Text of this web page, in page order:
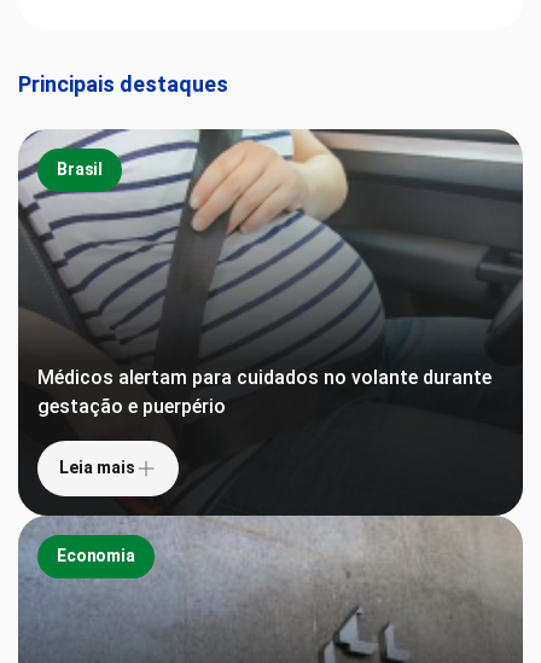
Principais destaques
Brasil
Médicos alertam para cuidados no volante durante
gestação e puerpério
Leia mais
Economia